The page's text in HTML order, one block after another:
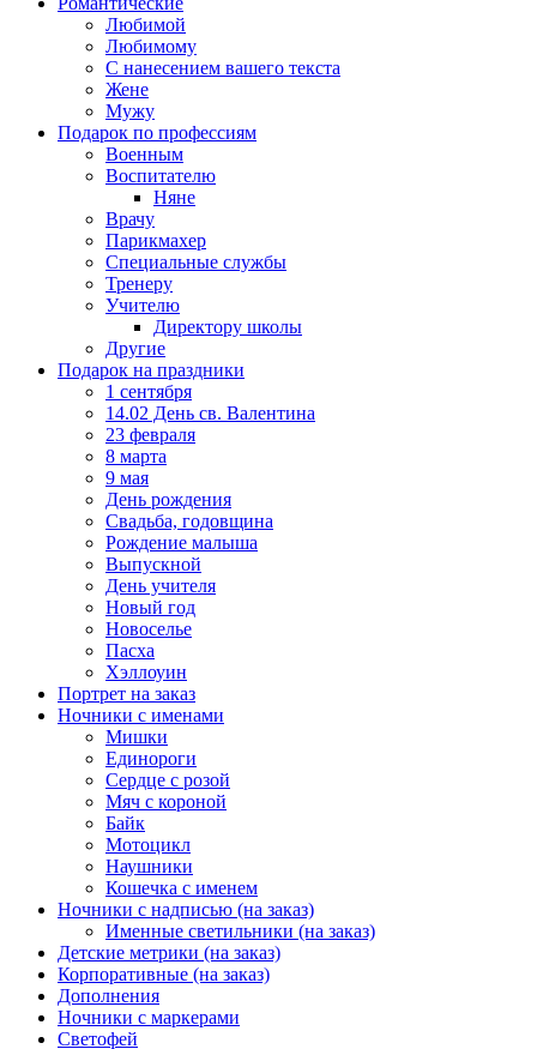
Любимой
Любимому
С нанесением вашего текста
Жене
Мужу
Подарок по профессиям
Военным
Воспитателю
Няне
Врачу
Парикмахер
Специальные службы
Тренеру
Учителю
Директору школы
Другие
Подарок на праздники
1 сентября
14.02 День св. Валентина
23 февраля
8 марта
9 мая
День рождения
Свадьба, годовщина
Рождение малыша
Выпускной
День учителя
Новый год
Новоселье
Пасха
Хэллоуин
Портрет на заказ
Ночники с именами
Мишки
Единороги
Сердце с розой
Мяч с короной
Байк
Мотоцикл
Наушники
Кошечка с именем
Ночники с надписью (на заказ)
Именные светильники (на заказ)
Детские метрики (на заказ)
Корпоративные (на заказ)
Дополнения
Ночники с маркерами
Светофей